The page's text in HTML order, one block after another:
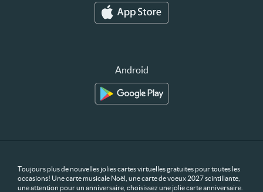
Android
Toujours plus de nouvelles jolies cartes virtuelles gratuites pour toutes les
occasions! Une carte musicale Noël, une carte de voeux 2027 scintillante,
une attention pour un anniversaire, choisissez une jolie carte anniversaire.